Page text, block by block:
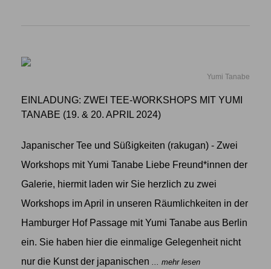
Yumi Tanabe
EINLADUNG: ZWEI TEE-WORKSHOPS MIT YUMI
TANABE (19. & 20. APRIL 2024)
Japanischer Tee und Süßigkeiten (rakugan) - Zwei
Workshops mit Yumi Tanabe Liebe Freund*innen der
Galerie, hiermit laden wir Sie herzlich zu zwei
Workshops im April in unseren Räumlichkeiten in der
Hamburger Hof Passage mit Yumi Tanabe aus Berlin
ein. Sie haben hier die einmalige Gelegenheit nicht
nur die Kunst der japanischen
... mehr lesen